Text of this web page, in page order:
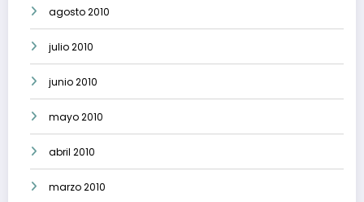
agosto 2010
julio 2010
junio 2010
mayo 2010
abril 2010
marzo 2010